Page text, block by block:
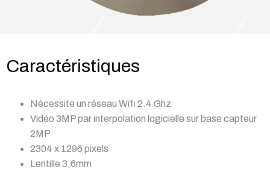
Caractéristiques
Nécessite un réseau Wifi 2.4 Ghz
Vidéo 3MP par interpolation logicielle sur base capteur
2MP
2304 x 1296 pixels
Lentille 3,6mm